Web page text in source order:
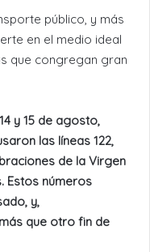
público, y más
en el medio ideal
que congregan gran
y 15 de agosto,
las líneas 122,
de la Virgen
Estos números
y,
que otro fin de